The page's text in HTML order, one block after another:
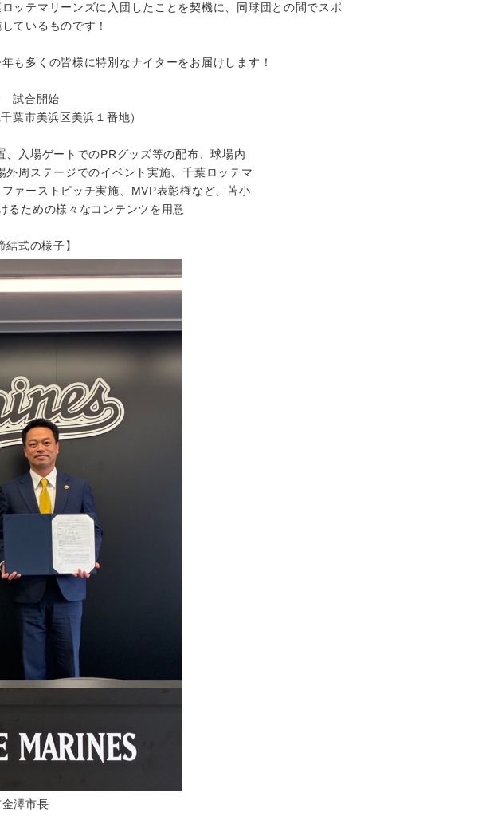
ッテマリーンズに入団したことを契機に、同球団との間でスポ
ているものです！
も多くの皆様に特別なナイターをお届けします！
試合開始
葉市美浜区美浜１番地）
入場ゲートでのPRグッズ等の配布、球場内
ステージでのイベント実施、千葉ロッテマ
ストピッチ実施、MVP表彰権など、苫小
めの様々なコンテンツを用意
式の様子】
澤市長